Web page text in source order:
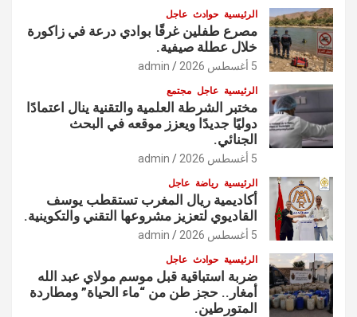
الرئيسية حوادث عاجل
مصرع طفلين غرقًا بوادي درعة في زاكورة
خلال عطلة صيفية.
5 أغسطس 2026 admin
الرئيسية عاجل مجتمع
مختبر الشرطة العلمية والتقنية ينال اعتمادًا
دوليًا جديدًا ويعزز موقعه في البحث
الجنائي.
5 أغسطس 2026 admin
الرئيسية رياضة عاجل
أكاديمية ريال المغرب تستقطب يوسف
القاديوي لتعزيز مشروعها التقني والتكوينية.
5 أغسطس 2026 admin
الرئيسية حوادث عاجل
ضربة استباقية قبل موسم مولاي عبد الله
أمغار.. حجز طن من “ماء الحياة” ومطاردة
المتورطين.